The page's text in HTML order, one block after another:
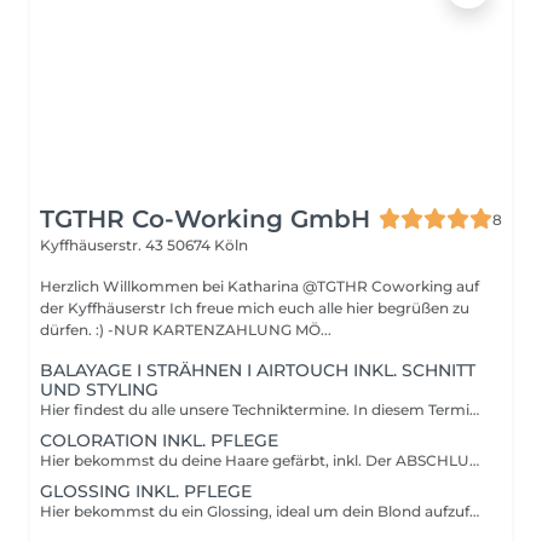
TGTHR Co-Working GmbH
8
Kyffhäuserstr. 43 50674 Köln
Herzlich Willkommen bei Katharina @TGTHR Coworking auf
der Kyffhäuserstr Ich freue mich euch alle hier begrüßen zu
dürfen. :) -NUR KARTENZAHLUNG MÖ...
BALAYAGE I STRÄHNEN I AIRTOUCH INKL. SCHNITT
UND STYLING
Hier findest du alle unsere Techniktermine. In diesem Termin ist alles benötigte wie Glossing, Olaplex, Treatment, Schnitt und Styling bereits enthalten.
COLORATION INKL. PFLEGE
Hier bekommst du deine Haare gefärbt, inkl. Der ABSCHLUSSBEHANDLUNG. Bitte beachte, dass du Zusatzdienstleistungen wie Schnitt und/oder Föhnen zusätzlich buchen musst.
GLOSSING INKL. PFLEGE
Hier bekommst du ein Glossing, ideal um dein Blond aufzufrischen oder deinem Haar neuen Glanz zu verleihen. Bitte beachte, dass du Zusatzleistungen wie Schnitt/Styling dazu buchen musst.